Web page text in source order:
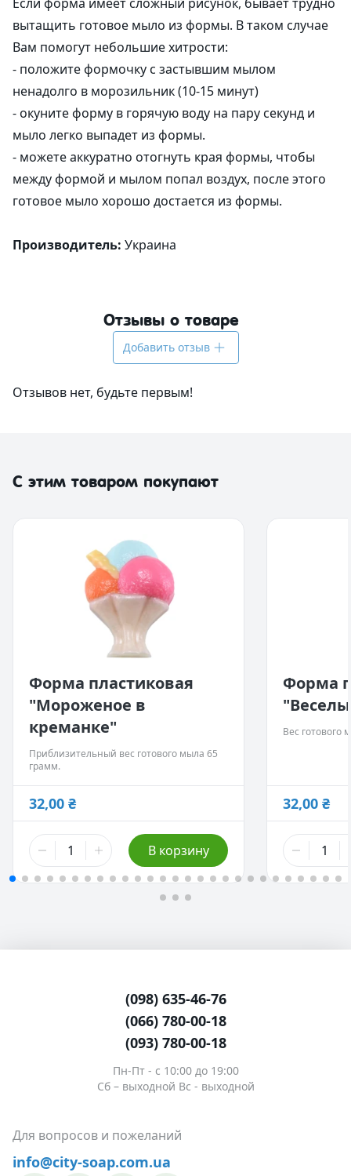
вытащить готовое мыло из формы. В таком случае
Вам помогут небольшие хитрости:
- положите формочку с застывшим мылом
ненадолго в морозильник (10-15 минут)
- окуните форму в горячую воду на пару секунд и
мыло легко выпадет из формы.
- можете аккуратно отогнуть края формы, чтобы
между формой и мылом попал воздух, после этого
готовое мыло хорошо достается из формы.
Производитель: Украина
Отзывы о товаре
Добавить отзыв
Отзывов нет, будьте первым!
С этим товаром покупают
Форма пластиковая
"Мороженое в
креманке"
Приблизительный вес готового мыла 65
грамм.
32,00 ₴
В корзину
Форма
Вес готового
32,00 ₴
(098) 635-46-76
(066) 780-00-18
(093) 780-00-18
Пн-Пт - c 10:00 до 19:00
Сб – выходной Вс - выходной
Для вопросов и пожеланий
info@city-soap.com.ua